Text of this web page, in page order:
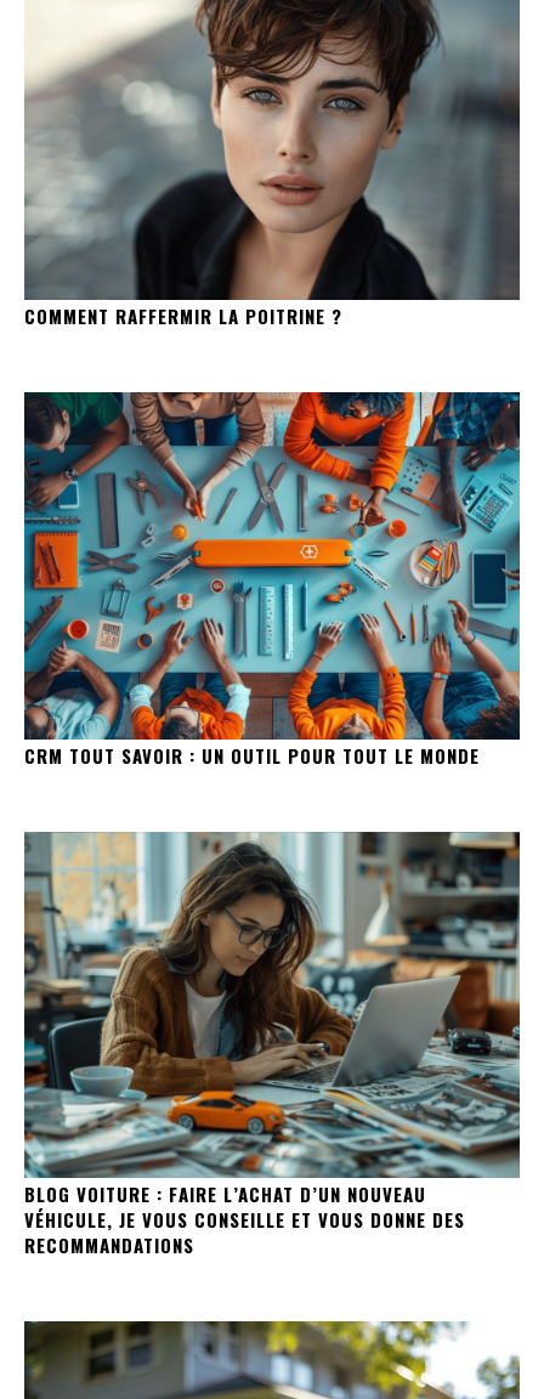
COMMENT RAFFERMIR LA POITRINE ?
CRM TOUT SAVOIR : UN OUTIL POUR TOUT LE MONDE
BLOG VOITURE : FAIRE L’ACHAT D’UN NOUVEAU
VÉHICULE, JE VOUS CONSEILLE ET VOUS DONNE DES
RECOMMANDATIONS